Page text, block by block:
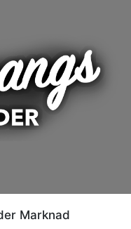
Marknad